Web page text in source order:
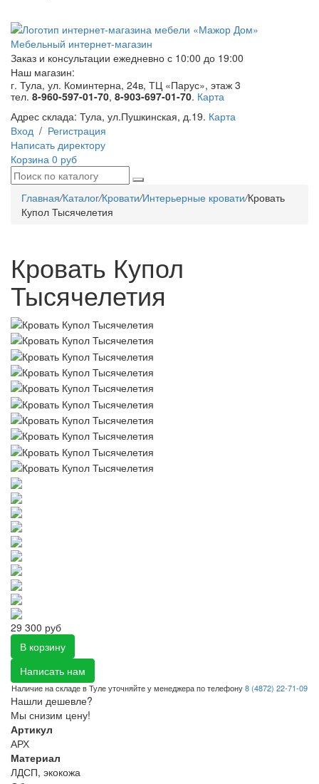
Мебельный интернет-магазин
Заказ и консультации ежедневно с 10:00 до 19:00
Наш магазин:
г. Тула, ул. Коминтерна, 24в, ТЦ «Парус», этаж 3
тел. 8-960-597-01-70, 8-903-697-01-70. Карта
Адрес склада: Тула, ул.Пушкинская, д.19. Карта
Вход / Регистрация
Написать директору
Корзина 0 руб
Главная/Каталог/Кровати/Интерьерные кровати/Кровать
Купол Тысячелетия
Кровать Купол
Тысячелетия
29 300 руб
В корзину
Написать нам
Наличие на складе в Туле уточняйте у менеджера по телефону8 (4872) 22-71-09
Нашли дешевле?
Мы снизим цену!
Артикул
АРХ
Материал
ЛДСП, экокожа